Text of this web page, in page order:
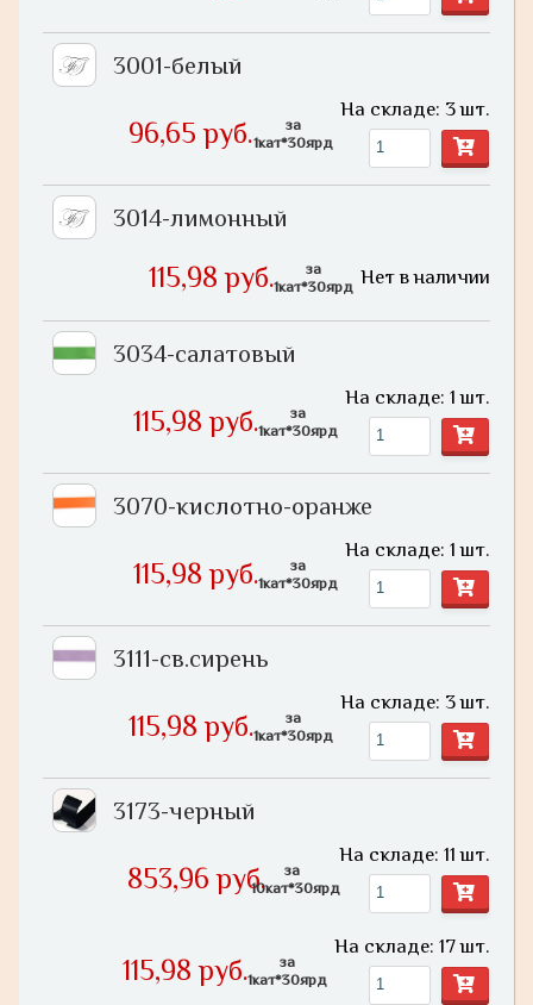
3001-белый
96,65 руб.
за
1кат*30ярд
На складе: 3 шт.
3014-лимонный
115,98 руб.
за
1кат*30ярд Нет в наличии
3034-салатовый
115,98 руб.
за
1кат*30ярд
На складе: 1 шт.
3070-кислотно-оранже
115,98 руб.
за
1кат*30ярд
На складе: 1 шт.
3111-св.сирень
115,98 руб.
за
1кат*30ярд
На складе: 3 шт.
3173-черный
853,96 руб.
за
10кат*30ярд
На складе: 11 шт.
115,98 руб.
за
1кат*30ярд
На складе: 17 шт.